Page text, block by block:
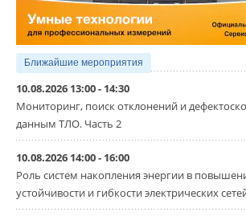
21-й ежегодный форум
«ЦОД-2026»
Мероприятие пройдет 2-3
отеле Radisson
посетит более двух тысяч
5 АВГУСТА 2026
Китайская Shenling
линейку тепловых
«воздух-вода» на R290
Серия ThermaX R290 All-In-
включает три модели ...
Тепловые насосы в
солнечной генерацией и
Ближайшие мероприятия
10.08.2026 13:00 - 14:30
Мониторинг, поиск отклонений и
данным ТЛО. Часть 2
10.08.2026 14:00 - 16:00
Роль систем накопления энергии в
устойчивости и гибкости электрических